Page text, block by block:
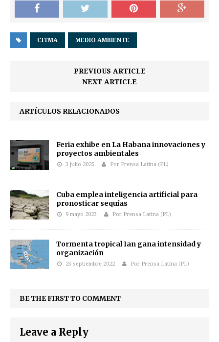
CITMA MEDIO AMBIENTE
PREVIOUS ARTICLE
NEXT ARTICLE
ARTÍCULOS RELACIONADOS
Feria exhibe en La Habana innovaciones y
proyectos ambientales
3 julio 2025 Por Prensa Latina (PL)
Cuba emplea inteligencia artificial para
pronosticar sequías
9 mayo 2023 Por Prensa Latina (PL)
Tormenta tropical Ian gana intensidad y
organización
25 septiembre 2022 Por Prensa Latina (PL)
BE THE FIRST TO COMMENT
Leave a Reply